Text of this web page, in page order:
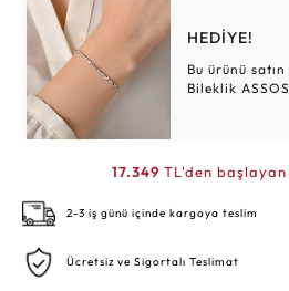
HEDİYE!
Bu ürünü satın
Bileklik
17.349 TL'den
2-3 iş günü içinde kargoya teslim
Ücretsiz ve Sigortalı Teslimat